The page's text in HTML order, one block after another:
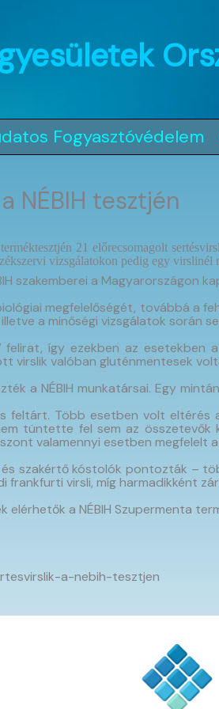
Fogyasztóvédelem
NÉBIH tesztjén
21 előrecsomagolt
vizsgálatokon pedig egy virslinél
szakemberei a Magyarországon
megfelelőségét, továbbá a
a minőségi vizsgálatok során
felirat, így ezekben az
virslik valóban gluténmentesek
a NÉBIH munkatársai. Egy
feltárt. Több esetben volt
tüntette fel sem az összetevők
valamennyi esetben
szakértő kóstolók pontozták –
frankfurti virsli, míg harmadikként
a NÉBIH Szupermenta
a-nebih-tesztjen